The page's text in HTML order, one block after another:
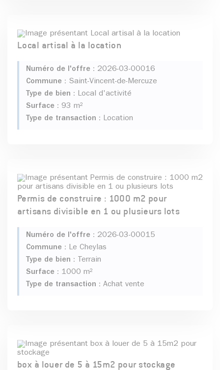
Local artisal à la location
Numéro de l'offre : 2026-03-00016
Commune : Saint-Vincent-de-Mercuze
Type de bien : Local d'activité
Surface : 93 m²
Type de transaction : Location
Permis de construire : 1000 m2 pour
artisans divisible en 1 ou plusieurs lots
Numéro de l'offre : 2026-03-00015
Commune : Le Cheylas
Type de bien : Terrain
Surface : 1000 m²
Type de transaction : Achat vente
box à louer de 5 à 15m2 pour stockage